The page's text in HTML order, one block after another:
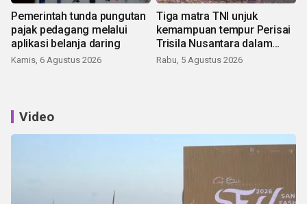
Pemerintah tunda pungutan
pajak pedagang melalui
aplikasi belanja daring
Kamis, 6 Agustus 2026
Tiga matra TNI unjuk
kemampuan tempur Perisai
Trisila Nusantara dalam
latihan di Kepri
Rabu, 5 Agustus 2026
Video